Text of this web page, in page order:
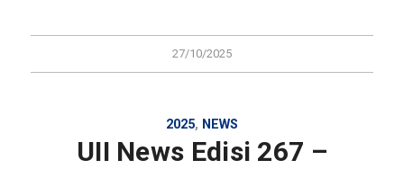
27/10/2025
2025, NEWS
UII News Edisi 267 –